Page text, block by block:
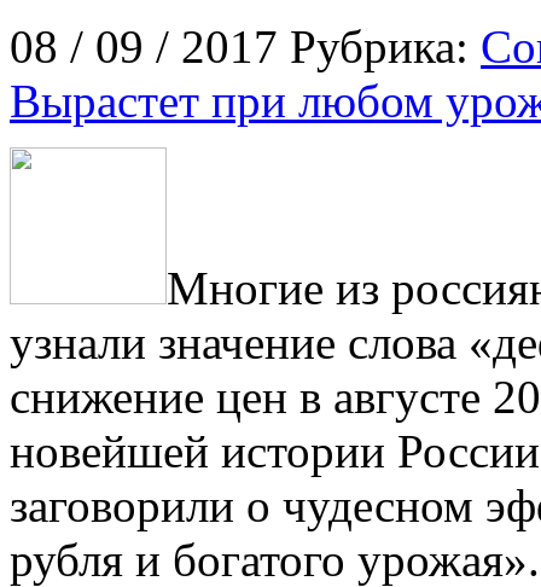
08 / 09 / 2017 Рубрика:
Вырастет при любом
Многие из
узнали значение слова
снижение цен в августе
новейшей истории
заговорили о чудесном
рубля и богатого урожая».